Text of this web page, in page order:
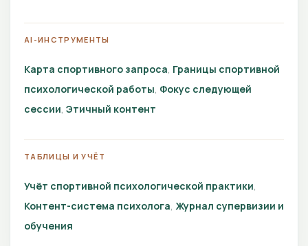
AI-ИНСТРУМЕНТЫ
Карта спортивного запроса Границы спортивной
психологической работы Фокус следующей
сессии Этичный контент
ТАБЛИЦЫ И УЧЁТ
Учёт спортивной психологической практики
Контент-система психолога Журнал супервизии и
обучения